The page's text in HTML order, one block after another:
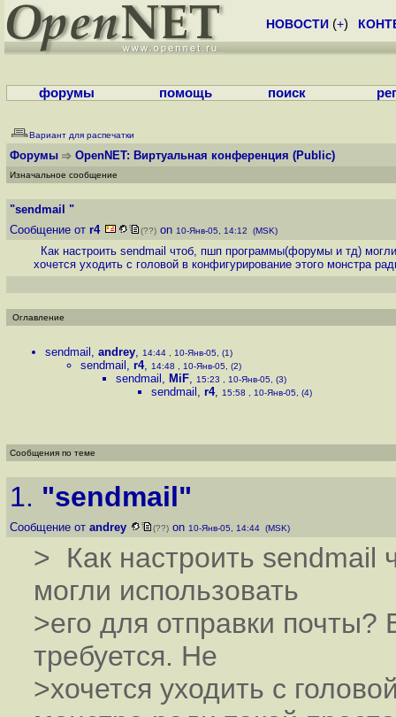
НОВОСТИ (+)
форумы помощь поиск
Вариант для распечатки
Форумы OpenNET: Виртуальная конференция (Public)
Изначальное сообщение
"sendmail "
Сообщение от r4 (??) on 10-Янв-05, 14:12 (MSK)
Как настроить sendmail чтоб, пшп программы(форумы и тд)
хочется уходить с головой в конфигурирование этого монстра
Оглавление
sendmail , andrey, 14:44 , 10-Янв-05, (1)
sendmail , r4, 14:48 , 10-Янв-05, (2)
sendmail , MiF, 15:23 , 10-Янв-05, (3)
sendmail , r4, 15:58 , 10-Янв-05, (4)
Сообщения по теме
1. "sendmail"
Сообщение от andrey (??) on 10-Янв-05, 14:44 (MSK)
> Как настроить
могли использовать
>его для отправки почты?
требуется. Не
>хочется уходить с